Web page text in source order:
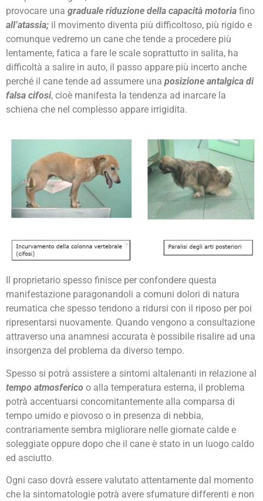
provocare una graduale riduzione della capacità motoria fino
all’atassia; il movimento diventa più difficoltoso, più rigido e
comunque vedremo un cane che tende a procedere più
lentamente, fatica a fare le scale soprattutto in salita, ha
difficoltà a salire in auto, il passo appare più incerto anche
perché il cane tende ad assumere una posizione antalgica di
falsa cifosi, cioè manifesta la tendenza ad inarcare la
schiena che nel complesso appare irrigidita.
Il proprietario spesso finisce per confondere questa
manifestazione paragonandoli a comuni dolori di natura
reumatica che spesso tendono a ridursi con il riposo per poi
ripresentarsi nuovamente. Quando vengono a consultazione
attraverso una anamnesi accurata è possibile risalire ad una
insorgenza del problema da diverso tempo.
Spesso si potrà assistere a sintomi altalenanti in relazione al
tempo atmosferico o alla temperatura esterna, il problema
potrà accentuarsi concomitantemente alla comparsa di
tempo umido e piovoso o in presenza di nebbia,
contrariamente sembra migliorare nelle giornate calde e
soleggiate oppure dopo che il cane è stato in un luogo caldo
ed asciutto.
Ogni caso dovrà essere valutato attentamente dal momento
che la sintomatologie potrà avere sfumature differenti e non